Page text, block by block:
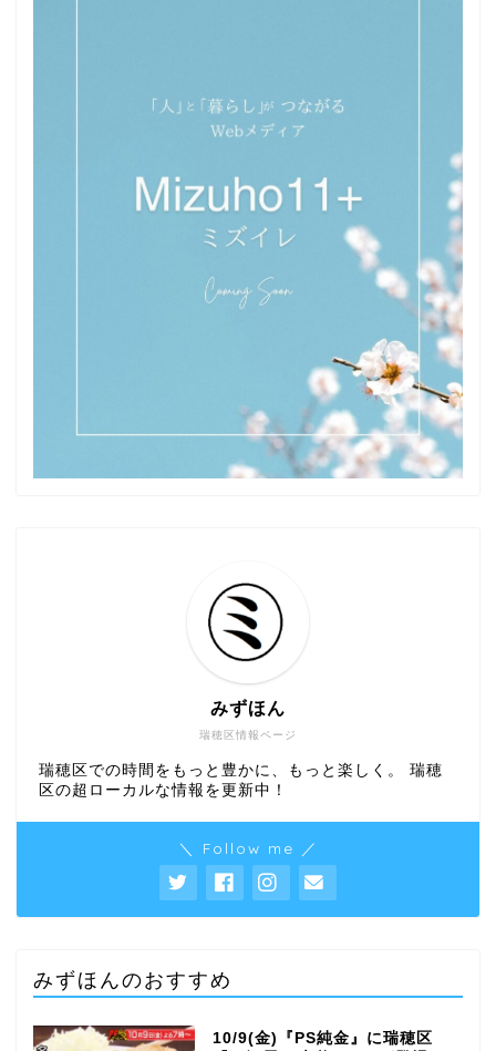
瑞穂区情報ページ
みずほん
瑞穂区での時間をもっと豊かに、もっと楽しく。 瑞穂
区の超ローカルな情報を更新中！
＼ Follow me ／
みずほんのおすすめ
10/9(金)『PS純金』に瑞穂区